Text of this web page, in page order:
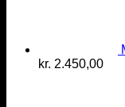
kr. 2.450,00